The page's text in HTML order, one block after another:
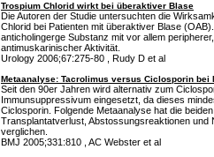
Trospium Chlorid wirkt bei überaktiver Blase
Die Autoren der Studie untersuchten die
Chlorid bei Patienten mit überaktiver Blase
anticholingerge Substanz mit vor allem
antimuskarinischer Aktivität.
Urology 2006;67:275-80 , Rudy D et al
Metaanalyse: Tacrolimus versus Ciclosporin bei
Seit den 90er Jahren wird alternativ zum
Immunsuppressivum eingesetzt, da dieses
Ciclosporin. Folgende Metaanalyse hat die
Transplantatverlust, Abstossungsreaktionen und
verglichen.
BMJ 2005;331:810 , AC Webster et al